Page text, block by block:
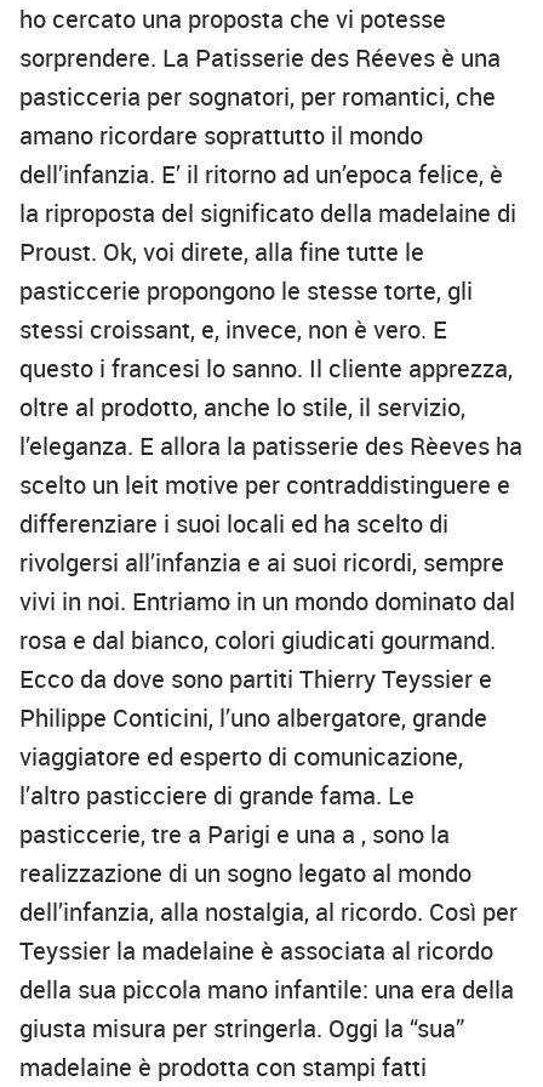
ho cercato una proposta che vi potesse
sorprendere. La Patisserie des Réeves è una
pasticceria per sognatori, per romantici, che
amano ricordare soprattutto il mondo
dell’infanzia. E’ il ritorno ad un’epoca felice, è
la riproposta del significato della madelaine di
Proust. Ok, voi direte, alla fine tutte le
pasticcerie propongono le stesse torte, gli
stessi croissant, e, invece, non è vero. E
questo i francesi lo sanno. Il cliente apprezza,
oltre al prodotto, anche lo stile, il servizio,
l’eleganza. E allora la patisserie des Rèeves ha
scelto un leit motive per contraddistinguere e
differenziare i suoi locali ed ha scelto di
rivolgersi all’infanzia e ai suoi ricordi, sempre
vivi in noi. Entriamo in un mondo dominato dal
rosa e dal bianco, colori giudicati gourmand.
Ecco da dove sono partiti Thierry Teyssier e
Philippe Conticini, l’uno albergatore, grande
viaggiatore ed esperto di comunicazione,
l’altro pasticciere di grande fama. Le
pasticcerie, tre a Parigi e una a , sono la
realizzazione di un sogno legato al mondo
dell’infanzia, alla nostalgia, al ricordo. Così per
Teyssier la madelaine è associata al ricordo
della sua piccola mano infantile: una era della
giusta misura per stringerla. Oggi la “sua”
madelaine è prodotta con stampi fatti